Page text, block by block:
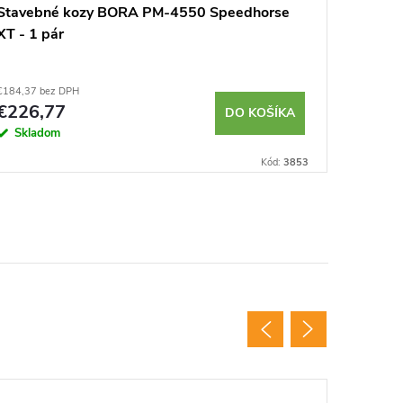
kozy BORA PM-4550 Speedhorse
- 1 pár
bez DPH
Skladom
DO KOŠÍKA
Kód: 3853